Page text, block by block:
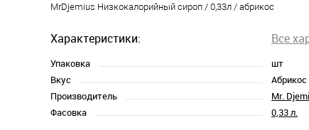
MrDjemius Низкокалорийный сироп / 0,33л / абрикос
Характеристики: Все
Упаковка
шт
Вкус
Абрикос
Производитель
Mr.
Фасовка
0,33 л.